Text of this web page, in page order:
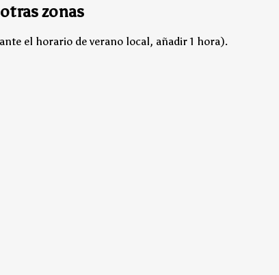
zonas
el horario de verano local, añadir 1 hora).